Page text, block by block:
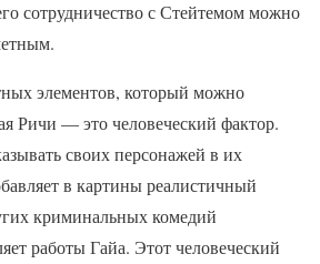
сотрудничество с Стейтемом можно
элементов, который можно
Ричи — это человеческий фактор.
своих персонажей в их
в картины реалистичный
криминальных комедий
работы Гайа. Этот человеческий